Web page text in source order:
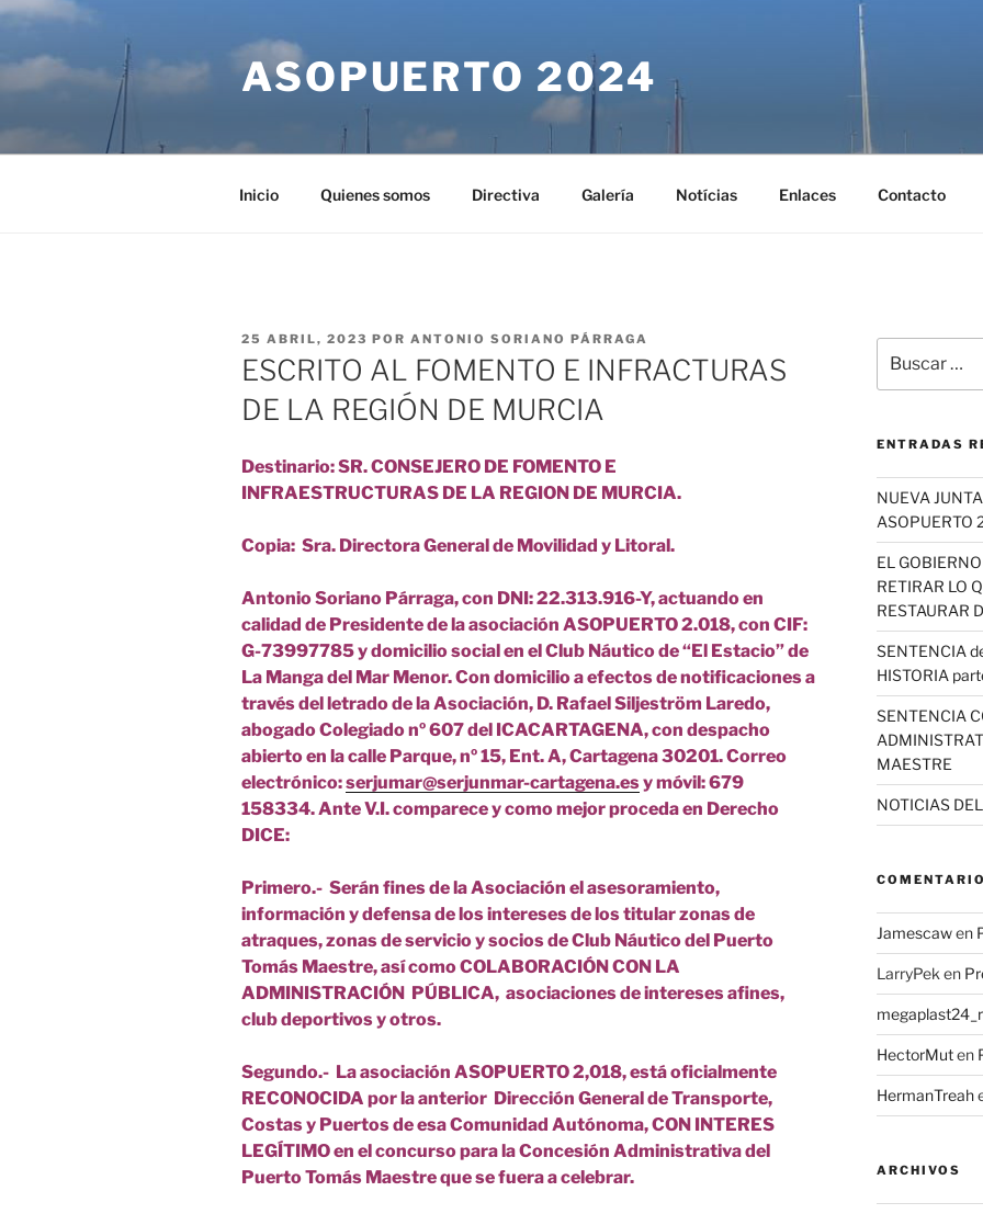
Saltar
contenido
ASOPUERTO 2024
Inicio Quienes somos Directiva Galería Notícias Enlaces Contacto
PUBLICADO
EL
25 ABRIL, 2023 POR ANTONIO SORIANO PÁRRAGA
ESCRITO AL FOMENTO E INFRACTURAS
DE LA REGIÓN DE MURCIA
Destinario: SR. CONSEJERO DE FOMENTO E
INFRAESTRUCTURAS DE LA REGION DE MURCIA.
Copia: Sra. Directora General de Movilidad y Litoral.
Antonio Soriano Párraga, con DNI: 22.313.916-Y, actuando en
calidad de Presidente de la asociación ASOPUERTO 2.018, con CIF:
G-73997785 y domicilio social en el Club Náutico de “El Estacio” de
La Manga del Mar Menor. Con domicilio a efectos de notificaciones a
través del letrado de la Asociación, D. Rafael Siljeström Laredo,
abogado Colegiado nº 607 del ICACARTAGENA, con despacho
abierto en la calle Parque, nº 15, Ent. A, Cartagena 30201. Correo
electrónico:serjumar@serjunmar-cartagena.esy móvil: 679
158334. Ante V.I. comparece y como mejor proceda en Derecho
DICE:
Primero.- Serán fines de la Asociación el asesoramiento,
información y defensa de los intereses de los titular zonas de
atraques, zonas de servicio y socios de Club Náutico del Puerto
Tomás Maestre, así como COLABORACIÓN CON LA
ADMINISTRACIÓN PÚBLICA, asociaciones de intereses afines,
club deportivos y otros.
Segundo.- La asociación ASOPUERTO 2,018, está oficialmente
RECONOCIDA por la anterior Dirección General de Transporte,
Costas y Puertos de esa Comunidad Autónoma, CON INTERES
LEGÍTIMO en el concurso para la Concesión Administrativa del
Puerto Tomás Maestre que se fuera a celebrar.
por:
ENTRADAS
NUEVA
ASOPUERTO
EL
RETIRAR LO
RESTAURAR
SENTENCIA
HISTORIA
SENTENCIA
MAESTRE
NOTICIAS
Jamescawen
LarryPek en
HectorMuten
HermanTreah
ARCHIVOS